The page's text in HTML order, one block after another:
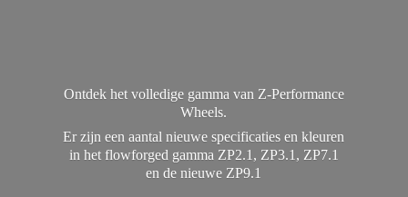
Ontdek het volledige gamma van Z-Performance
Wheels.
Er zijn een aantal nieuwe specificaties en kleuren
in het flowforged gamma ZP2.1, ZP3.1, ZP7.1
en denieuwe ZP9.1